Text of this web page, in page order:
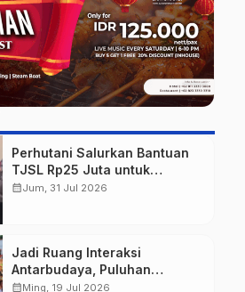
Perhutani Salurkan Bantuan
TJSL Rp25 Juta untuk
Perbaikan Jalan Warga
calendar_monthJum, 31 Jul 2026
Jadi Ruang Interaksi
Antarbudaya, Puluhan
Wisatawan Mancanegara
calendar_monthMing, 19 Jul 2026